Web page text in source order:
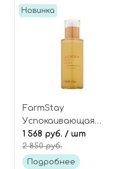
Новинка
FarmStay
Успокаивающая
сыворотка для лица с
экстрактом
календулы, Calendula
1 568 руб. / шт
2 850 руб.
Подробнее